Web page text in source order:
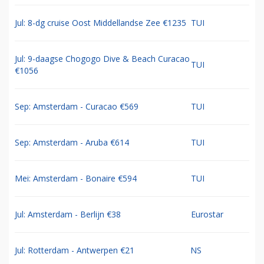
Jul: 8-dg cruise Oost Middellandse Zee €1235 TUI
Jul: 9-daagse Chogogo Dive & Beach Curacao
€1056
TUI
Sep: Amsterdam - Curacao €569 TUI
Sep: Amsterdam - Aruba €614 TUI
Mei: Amsterdam - Bonaire €594 TUI
Jul: Amsterdam - Berlijn €38 Eurostar
Jul: Rotterdam - Antwerpen €21 NS